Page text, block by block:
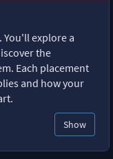
You'll explore a
the
Each placement
and how your
Show